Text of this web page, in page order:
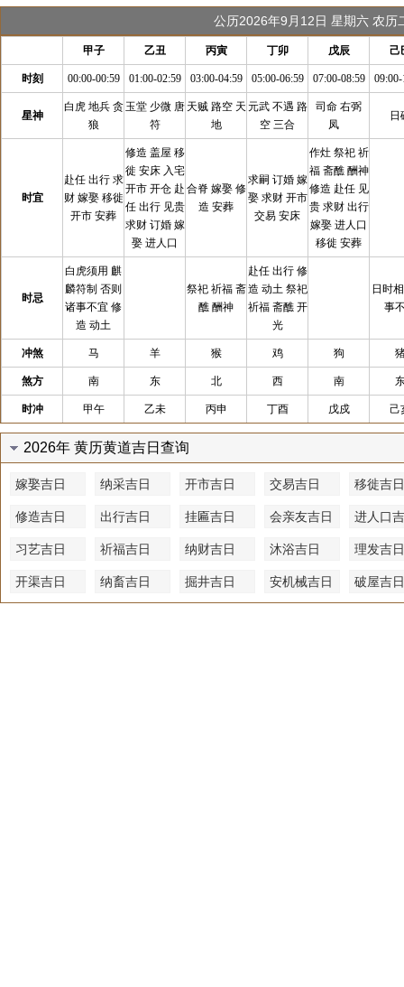
公历2026年9月12日 星期六 农历
甲子 乙丑 丙寅 丁卯 戊辰 己
时刻 00:00-00:59 01:00-02:59 03:00-04:59 05:00-06:59 07:00-08:59
星神
白虎 地兵 贪
狼
玉堂 少微 唐
符
天贼 路空 天
地
元武 不遇 路
空 三合
司命 右弼
凤
日
时宜
赴任 出行 求
财 嫁娶 移徙
开市 安葬
修造 盖屋 移
徙 安床 入宅
开市 开仓 赴
任 出行 见贵
求财 订婚 嫁
娶 进人口
合脊 嫁娶 修
造 安葬
求嗣 订婚 嫁
娶 求财 开市
交易 安床
作灶 祭祀 祈
福 斋醮 酬神
修造 赴任 见
贵 求财 出行
嫁娶 进人口
移徙 安葬
时忌
白虎须用 麒
麟符制 否则
诸事不宜 修
造 动土
祭祀 祈福 斋
醮 酬神
赴任 出行 修
造 动土 祭祀
祈福 斋醮 开
光
日时
事
冲煞 马 羊 猴 鸡 狗
煞方 南 东 北 西 南
时冲 甲午 乙未 丙申 丁酉 戊戍 己
2026年 黄历黄道吉日查询
嫁娶吉日 纳采吉日 开市吉日 交易吉日 移徙吉日
修造吉日 出行吉日 挂匾吉日 会亲友吉日 进人口
习艺吉日 祈福吉日 纳财吉日 沐浴吉日 理发吉日
开渠吉日 纳畜吉日 掘井吉日 安机械吉日 破屋吉日